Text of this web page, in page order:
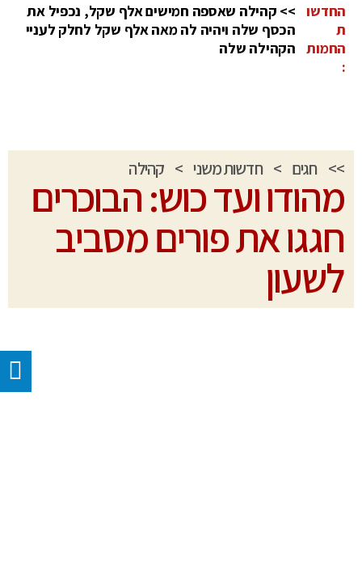
החדשו
ת
החמות
:
>> קהילה שאספה חמישים אלף שקל, נכפיל את
הכסף שלה ויהיה לה מאה אלף שקל לחלק לעניי
הקהילה שלה
>> חגים > חדשות משני > קהילה
מהודו ועד כוש: הבוכרים
חגגו את פורים מסביב
לשעון